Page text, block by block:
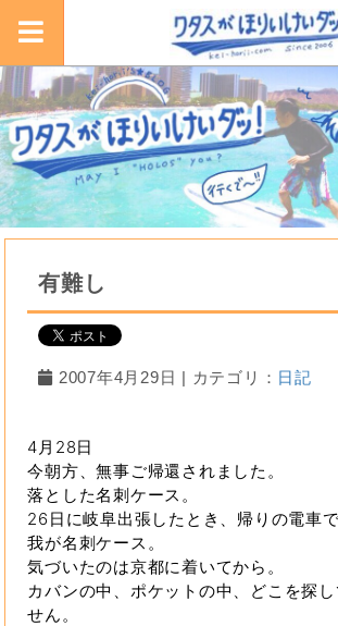
有難し
2007年4月29日 | カテゴリ： 日記
4月28日
今朝方、無事ご帰還されました。
落とした名刺ケース。
26日に岐阜出張したとき、帰りの電車
我が名刺ケース。
気づいたのは京都に着いてから。
カバンの中、ポケットの中、どこを探
せん。